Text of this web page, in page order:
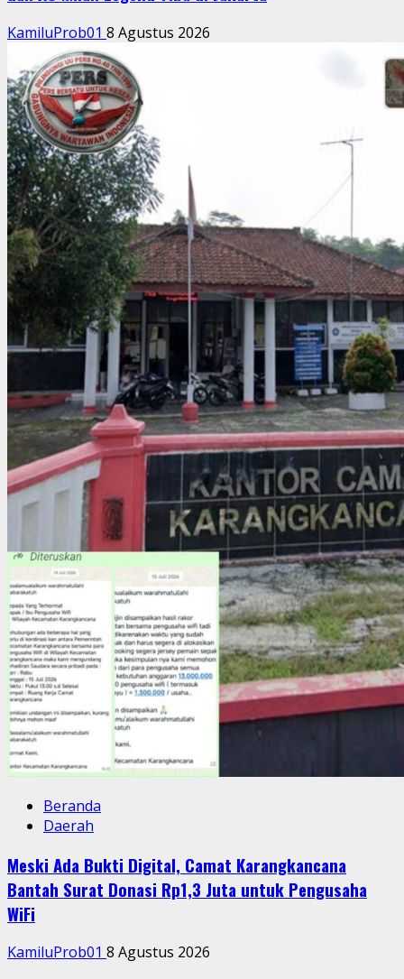
KamiluProb01 8 Agustus 2026
Beranda
Daerah
Meski Ada Bukti Digital, Camat Karangkancana
Bantah Surat Donasi Rp1,3 Juta untuk Pengusaha
WiFi
KamiluProb01 8 Agustus 2026